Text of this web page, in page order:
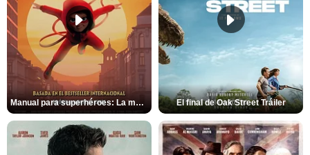
Manual para superhéroes: La máscara roja Tráiler El final de Oak Street Tráiler